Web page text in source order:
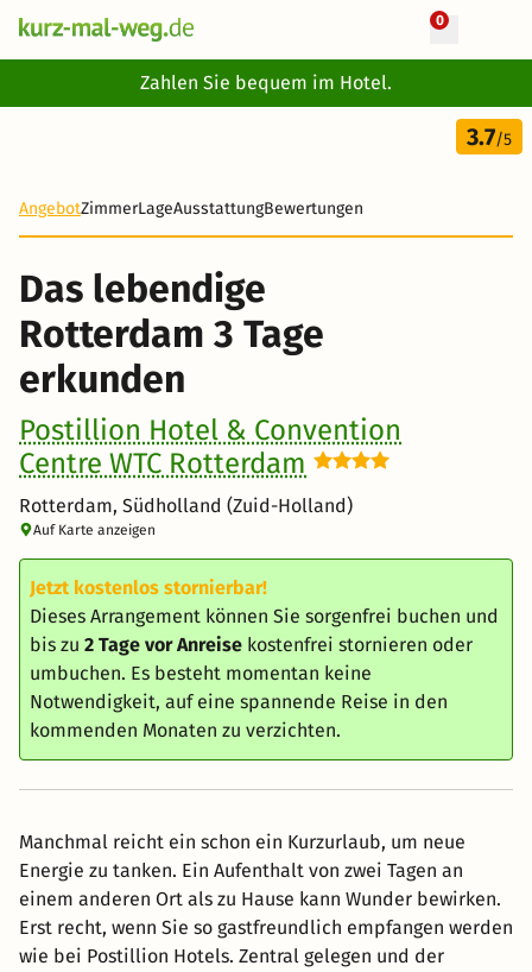
0
Zahlen Sie bequem im Hotel.
3 Tage
125 €
3.7/5
AngebotZimmerLageAusstattungBewertungen
Das lebendige
Rotterdam 3 Tage
erkunden
Postillion Hotel & Convention
Centre WTC Rotterdam
Rotterdam, Südholland (Zuid-Holland)
Auf Karte anzeigen
Jetzt kostenlos stornierbar!
Dieses Arrangement können Sie sorgenfrei buchen und
bis zu 2 Tage vor Anreise kostenfrei stornieren oder
umbuchen. Es besteht momentan keine
Notwendigkeit, auf eine spannende Reise in den
kommenden Monaten zu verzichten.
Manchmal reicht ein schon ein Kurzurlaub, um neue
Energie zu tanken. Ein Aufenthalt von zwei Tagen an
einem anderen Ort als zu Hause kann Wunder bewirken.
Erst recht, wenn Sie so gastfreundlich empfangen werden
wie bei Postillion Hotels. Zentral gelegen und der